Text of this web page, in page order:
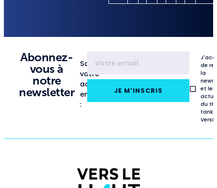
Abonnez-
vous à
notre
newsletter
Saisissez
votre
adresse
email
:
JE M'INSCRIS
de
la
et les
du
tank